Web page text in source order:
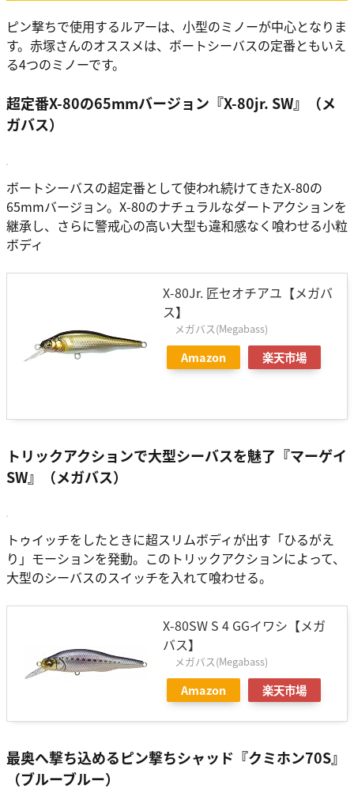
ピン撃ちで使用するルアーは、小型のミノーが中心となりま
す。赤塚さんのオススメは、ボートシーバスの定番ともいえ
る4つのミノーです。
超定番X-80の65mmバージョン『X-80jr. SW』（メ
ガバス）
ボートシーバスの超定番として使われ続けてきたX-80の
65mmバージョン。X-80のナチュラルなダートアクションを
継承し、さらに警戒心の高い大型も違和感なく喰わせる小粒
ボディ
X-80Jr. 匠セオチアユ【メガバ
ス】
メガバス(Megabass)
Amazon 楽天市場
トリックアクションで大型シーバスを魅了『マーゲイ
SW』（メガバス）
トゥイッチをしたときに超スリムボディが出す「ひるがえ
り」モーションを発動。このトリックアクションによって、
大型のシーバスのスイッチを入れて喰わせる。
X-80SW S 4 GGイワシ【メガ
バス】
メガバス(Megabass)
Amazon 楽天市場
最奥へ撃ち込めるピン撃ちシャッド『クミホン70S』
（ブルーブルー）